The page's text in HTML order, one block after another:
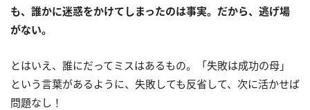
も、誰かに迷惑をかけてしまったのは事実。だから、逃げ場
がない。
とはいえ、誰にだってミスはあるもの。「失敗は成功の母」
という言葉があるように、失敗しても反省して、次に活かせば
問題なし！